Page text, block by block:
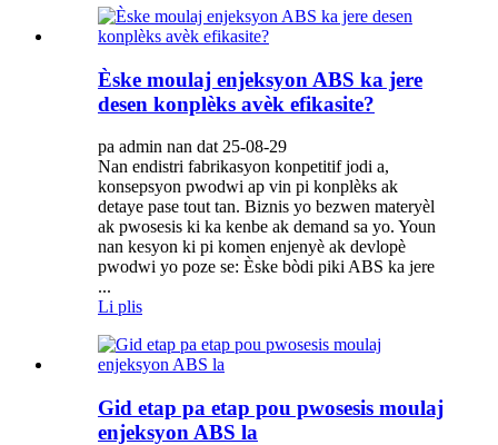
Èske moulaj enjeksyon ABS ka jere
desen konplèks avèk efikasite?
pa admin nan dat 25-08-29
Nan endistri fabrikasyon konpetitif jodi a,
konsepsyon pwodwi ap vin pi konplèks ak
detaye pase tout tan. Biznis yo bezwen materyèl
ak pwosesis ki ka kenbe ak demand sa yo. Youn
nan kesyon ki pi komen enjenyè ak devlopè
pwodwi yo poze se: Èske bòdi piki ABS ka jere
...
Li plis
Gid etap pa etap pou pwosesis moulaj
enjeksyon ABS la